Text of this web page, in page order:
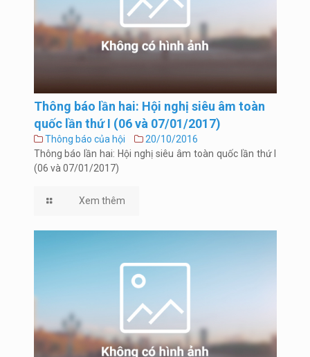
Thông báo lần hai: Hội nghị siêu âm toàn
quốc lần thứ I (06 và 07/01/2017)
Thông báo của hội
20/10/2016
Thông báo lần hai: Hội nghị siêu âm toàn quốc lần thứ I
(06 và 07/01/2017)
Xem thêm